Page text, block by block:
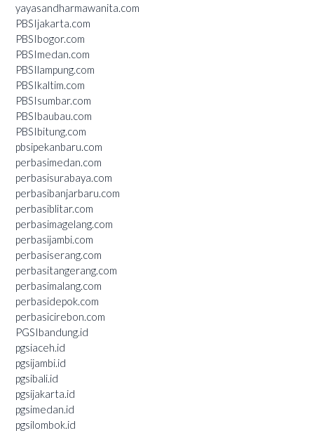
yayasandharmawanita.com
PBSIjakarta.com
PBSIbogor.com
PBSImedan.com
PBSIlampung.com
PBSIkaltim.com
PBSIsumbar.com
PBSIbaubau.com
PBSIbitung.com
pbsipekanbaru.com
perbasimedan.com
perbasisurabaya.com
perbasibanjarbaru.com
perbasiblitar.com
perbasimagelang.com
perbasijambi.com
perbasiserang.com
perbasitangerang.com
perbasimalang.com
perbasidepok.com
perbasicirebon.com
PGSIbandung.id
pgsiaceh.id
pgsijambi.id
pgsibali.id
pgsijakarta.id
pgsimedan.id
pgsilombok.id